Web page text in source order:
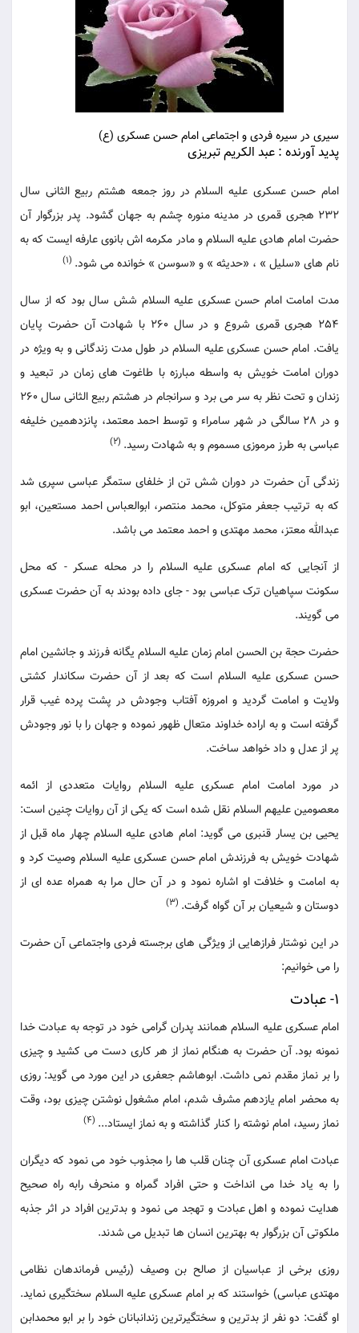
سیری در سیره فردی و اجتماعی امام حسن عسکری (ع)
پدید آورنده : عبد الکریم تبریزی
امام حسن عسکری علیه السلام در روز جمعه هشتم ربیع الثانی سال
232 هجری قمری در مدینه منوره چشم به جهان گشود. پدر بزرگوار آن
حضرت امام هادی علیه السلام و مادر مکرمه اش بانوی عارفه ایست که به
نام های «سلیل » ، «حدیثه » و «سوسن » خوانده می شود. (1)
مدت امامت امام حسن عسکری علیه السلام شش سال بود که از سال
254 هجری قمری شروع و در سال 260 با شهادت آن حضرت پایان
یافت. امام حسن عسکری علیه السلام در طول مدت زندگانی و به ویژه در
دوران امامت خویش به واسطه مبارزه با طاغوت های زمان در تبعید و
زندان و تحت نظر به سر می برد و سرانجام در هشتم ربیع الثانی سال 260
و در 28 سالگی در شهر سامراء و توسط احمد معتمد، پانزدهمین خلیفه
عباسی به طرز مرموزی مسموم و به شهادت رسید. (2)
زندگی آن حضرت در دوران شش تن از خلفای ستمگر عباسی سپری شد
که به ترتیب جعفر متوکل، محمد منتصر، ابوالعباس احمد مستعین، ابو
عبدالله معتز، محمد مهتدی و احمد معتمد می باشد.
از آنجایی که امام عسکری علیه السلام را در محله عسکر - که محل
سکونت سپاهیان ترک عباسی بود - جای داده بودند به آن حضرت عسکری
می گویند.
حضرت حجة بن الحسن امام زمان علیه السلام یگانه فرزند و جانشین امام
حسن عسکری علیه السلام است که بعد از آن حضرت سکاندار کشتی
ولایت و امامت گردید و امروزه آفتاب وجودش در پشت پرده غیب قرار
گرفته است و به اراده خداوند متعال ظهور نموده و جهان را با نور وجودش
پر از عدل و داد خواهد ساخت.
در مورد امامت امام عسکری علیه السلام روایات متعددی از ائمه
معصومین علیهم السلام نقل شده است که یکی از آن روایات چنین است:
یحیی بن یسار قنبری می گوید: امام هادی علیه السلام چهار ماه قبل از
شهادت خویش به فرزندش امام حسن عسکری علیه السلام وصیت کرد و
به امامت و خلافت او اشاره نمود و در آن حال مرا به همراه عده ای از
دوستان و شیعیان بر آن گواه گرفت. (3)
در این نوشتار فرازهایی از ویژگی های برجسته فردی واجتماعی آن حضرت
را می خوانیم:
1- عبادت
امام عسکری علیه السلام همانند پدران گرامی خود در توجه به عبادت خدا
نمونه بود. آن حضرت به هنگام نماز از هر کاری دست می کشید و چیزی
را بر نماز مقدم نمی داشت. ابوهاشم جعفری در این مورد می گوید: روزی
به محضر امام یازدهم مشرف شدم، امام مشغول نوشتن چیزی بود، وقت
نماز رسید، امام نوشته را کنار گذاشته و به نماز ایستاد... (4)
عبادت امام عسکری آن چنان قلب ها را مجذوب خود می نمود که دیگران
را به یاد خدا می انداخت و حتی افراد گمراه و منحرف رابه راه صحیح
هدایت نموده و اهل عبادت و تهجد می نمود و بدترین افراد در اثر جذبه
ملکوتی آن بزرگوار به بهترین انسان ها تبدیل می شدند.
روزی برخی از عباسیان از صالح بن وصیف (رئیس فرماندهان نظامی
مهتدی عباسی) خواستند که بر امام عسکری علیه السلام سختگیری نماید.
او گفت: دو نفر از بدترین و سختگیرترین زندانبانان خود را بر ابو محمدابن